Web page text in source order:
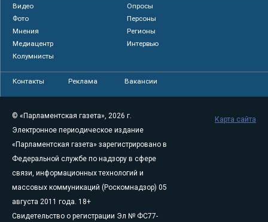
Видео
Опросы
Фото
Персоны
Мнения
Регионы
Медиацентр
Интервью
Колумнисты
Контакты Реклама Вакансии
© «Парламентская газета», 2026 г.
Электронное периодическое издание
«Парламентская газета» зарегистрировано в
Федеральной службе по надзору в сфере
связи, информационных технологий и
массовых коммуникаций (Роскомнадзор) 05
августа 2011 года. 18+
Свидетельство о регистрации Эл № ФС77-
Карта сайта